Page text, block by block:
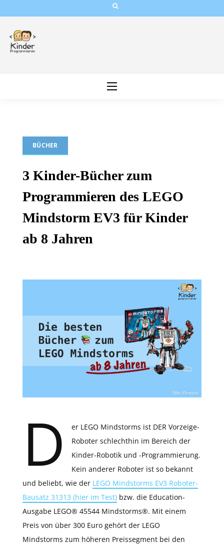
content
BÜCHER
3 Kinder-Bücher zum
Programmieren des LEGO
Mindstorm EV3 für Kinder
ab 8 Jahren
D
er LEGO Mindstorms ist DER Vorzeige-
Roboter schlechthin im Bereich der
Kinder-Robotik und -Programmierung.
Kein anderer Roboter ist so bekannt
und beliebt, wie der LEGO Mindstorms EV3 Roboter-
Bausatz 31313 (hier im Test) bzw. die Education-
Ausgabe LEGO® 45544 Mindstorms®. Mit einem
Preis von über 300 Euro gehört der LEGO
Mindstorms zum höheren Preissegment bei den